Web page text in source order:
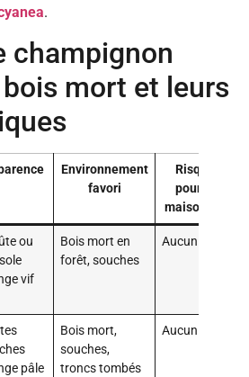
.
champignon
mort et leurs
Environnement
favori
Risque
pour la
maison
ou
vif
Bois mort en
forêt, souches
Aucun
pâle
Bois mort,
souches,
troncs tombés
Aucun